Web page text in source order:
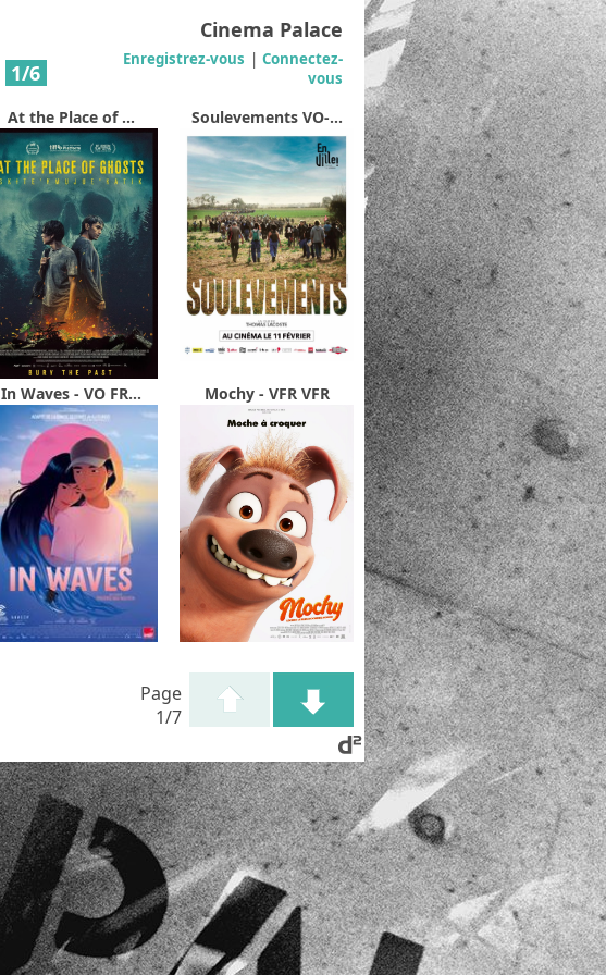
1/6
Cinema Palace
Enregistrez-vous | Connectez-
vous
At the Place of ... Soulevements VO-...
In Waves - VO FR... Mochy - VFR VFR
Page
1/7